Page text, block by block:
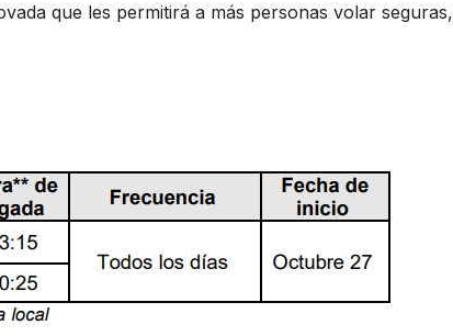
que les permitirá a más personas volar seguras,